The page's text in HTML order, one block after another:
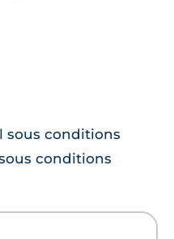
sous conditions
conditions